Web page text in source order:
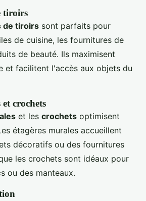
tiroirs
de tiroirs sont parfaits pour
de cuisine, les fournitures de
de beauté. Ils maximisent
et facilitent l'accès aux objets du
crochets
et les crochets optimisent
étagères murales accueillent
décoratifs ou des fournitures
les crochets sont idéaux pour
ou des manteaux.